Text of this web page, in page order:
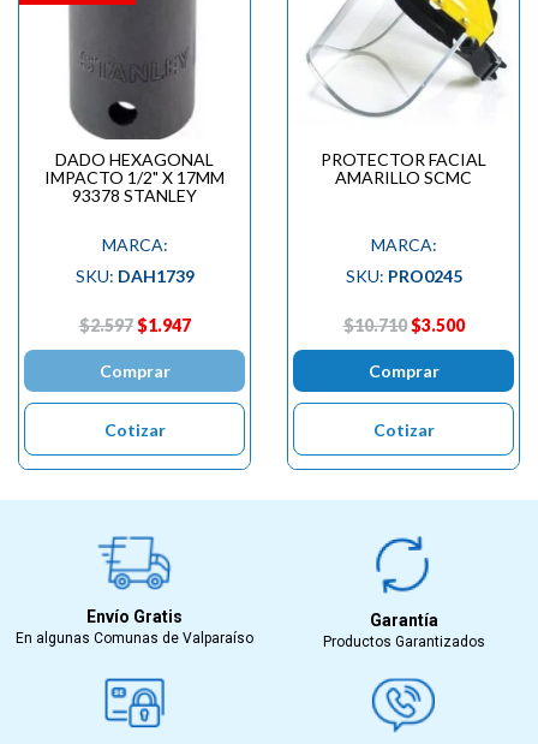
DADO HEXAGONAL
IMPACTO 1/2" X 17MM
93378 STANLEY
MARCA:
SKU: DAH1739
$2.597 $1.947
Comprar
Cotizar
PROTECTOR FACIAL
AMARILLO SCMC
MARCA:
SKU: PRO0245
$10.710 $3.500
Comprar
Cotizar
Envío Gratis
En algunas Comunas de Valparaíso
Garantía
Productos Garantizados